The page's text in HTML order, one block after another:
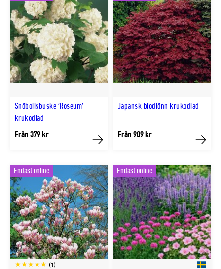
Snöbollsbuske 'Roseum'
krukodlad
Från 379 kr
Köp
Japansk blodlönn krukodlad
Från 909 kr
Köp
(1)
Endast online Endast online